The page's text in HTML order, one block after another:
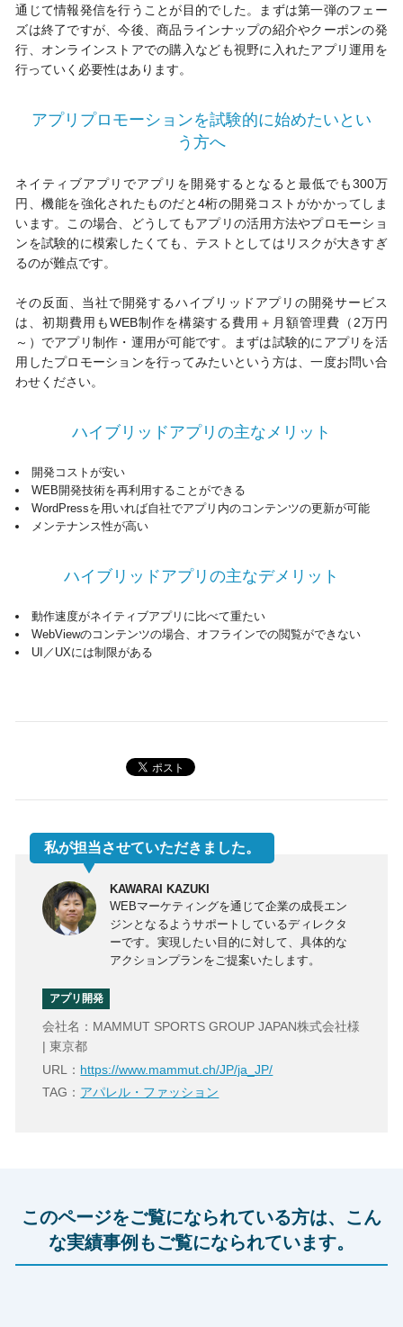
通じて情報発信を行うことが目的でした。まずは第一弾のフェー
ズは終了ですが、今後、商品ラインナップの紹介やクーポンの発
行、オンラインストアでの購入なども視野に入れたアプリ運用を
行っていく必要性はあります。
アプリプロモーションを試験的に始めたいとい
う方へ
ネイティブアプリでアプリを開発するとなると最低でも300万
円、機能を強化されたものだと4桁の開発コストがかかってしま
います。この場合、どうしてもアプリの活用方法やプロモーショ
ンを試験的に模索したくても、テストとしてはリスクが大きすぎ
るのが難点です。
その反面、当社で開発するハイブリッドアプリの開発サービス
は、初期費用もWEB制作を構築する費用＋月額管理費（2万円
～）でアプリ制作・運用が可能です。まずは試験的にアプリを活
用したプロモーションを行ってみたいという方は、一度お問い合
わせください。
ハイブリッドアプリの主なメリット
開発コストが安い
WEB開発技術を再利用することができる
WordPressを用いれば自社でアプリ内のコンテンツの更新が可能
メンテナンス性が高い
ハイブリッドアプリの主なデメリット
動作速度がネイティブアプリに比べて重たい
WebViewのコンテンツの場合、オフラインでの閲覧ができない
UI／UXには制限がある
私が担当させていただきました。
KAWARAI KAZUKI
WEBマーケティングを通じて企業の成長エン
ジンとなるようサポートしているディレクタ
ーです。実現したい目的に対して、具体的な
アクションプランをご提案いたします。
アプリ開発
会社名：MAMMUT SPORTS GROUP JAPAN株式会社様
| 東京都
URL： https://www.mammut.ch/JP/ja_JP/
TAG： アパレル・ファッション
このページをご覧になられている方は、こん
な実績事例もご覧になられています。